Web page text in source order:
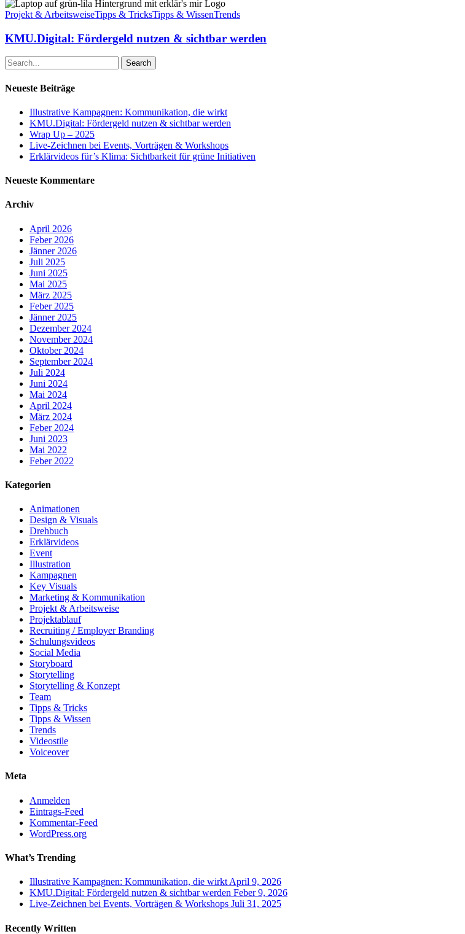
KMU.Digital:
Fördergeld
&
sichtbar
werden
Projekt & ArbeitsweiseTipps & TricksTipps & WissenTrends
KMU.Digital: Fördergeld nutzen & sichtbar werden
Search
Neueste Beiträge
Illustrative Kampagnen: Kommunikation, die wirkt
KMU.Digital: Fördergeld nutzen & sichtbar werden
Wrap Up – 2025
Live-Zeichnen bei Events, Vorträgen & Workshops
Erklärvideos für’s Klima: Sichtbarkeit für grüne Initiativen
Neueste Kommentare
Archiv
April 2026
Feber 2026
Jänner 2026
Juli 2025
Juni 2025
Mai 2025
März 2025
Feber 2025
Jänner 2025
Dezember 2024
November 2024
Oktober 2024
September 2024
Juli 2024
Juni 2024
Mai 2024
April 2024
März 2024
Feber 2024
Juni 2023
Mai 2022
Feber 2022
Kategorien
Animationen
Design & Visuals
Drehbuch
Erklärvideos
Event
Illustration
Kampagnen
Key Visuals
Marketing & Kommunikation
Projekt & Arbeitsweise
Projektablauf
Recruiting / Employer Branding
Schulungsvideos
Social Media
Storyboard
Storytelling
Storytelling & Konzept
Team
Tipps & Tricks
Tipps & Wissen
Trends
Videostile
Voiceover
Meta
Anmelden
Eintrags-Feed
Kommentar-Feed
WordPress.org
What’s Trending
Illustrative Kampagnen: Kommunikation, die wirkt April 9, 2026
KMU.Digital: Fördergeld nutzen & sichtbar werden Feber 9, 2026
Live-Zeichnen bei Events, Vorträgen & Workshops Juli 31, 2025
Recently Written